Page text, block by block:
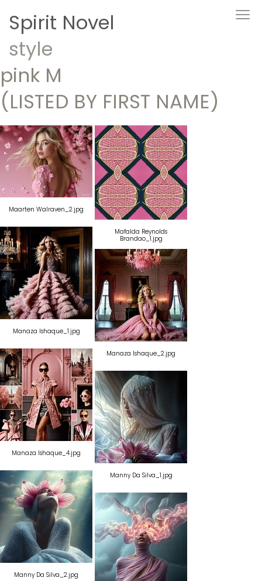
Spirit Novel
style
pink M
(LISTED BY FIRST NAME)
Maarten Walraven_2.jpg
Mafalda Reynolds
Brandao_1.jpg
Manaza Ishaque_1.jpg
Manaza Ishaque_2.jpg
Manaza Ishaque_4.jpg
Manny Da Silva_1.jpg
Manny Da Silva_2.jpg